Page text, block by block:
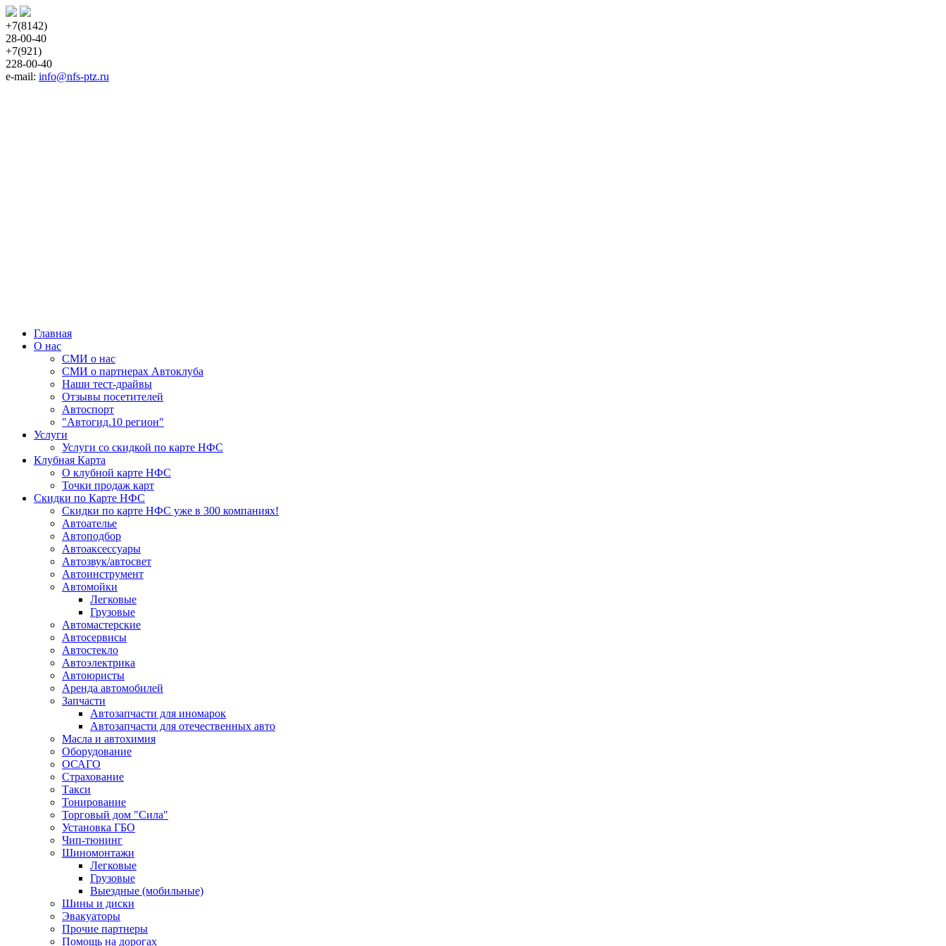
+7(8142)
28-00-40
+7(921)
228-00-40
e-mail: info@nfs-ptz.ru
Главная
О нас
СМИ о нас
СМИ о партнерах Автоклуба
Наши тест-драйвы
Отзывы посетителей
Автоспорт
"Автогид.10 регион"
Услуги
Услуги со скидкой по карте НФС
Клубная Карта
О клубной карте НФС
Точки продаж карт
Скидки по Карте НФС
Скидки по карте НФС уже в 300 компаниях!
Автоателье
Автоподбор
Автоаксессуары
Автозвук/автосвет
Автоинструмент
Автомойки
Легковые
Грузовые
Автомастерские
Автосервисы
Автостекло
Автоэлектрика
Автоюристы
Аренда автомобилей
Запчасти
Автозапчасти для иномарок
Автозапчасти для отечественных авто
Масла и автохимия
Оборудование
ОСАГО
Страхование
Такси
Тонирование
Торговый дом "Сила"
Установка ГБО
Чип-тюнинг
Шиномонтажи
Легковые
Грузовые
Выездные (мобильные)
Шины и диски
Эвакуаторы
Прочие партнеры
Помощь на дорогах